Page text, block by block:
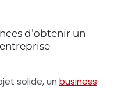
d’obtenir un
solide, un business